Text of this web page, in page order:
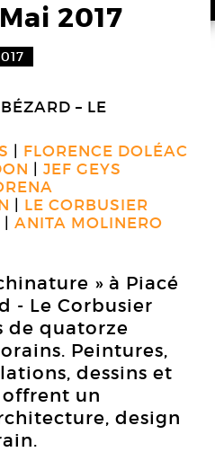
2017
– LE
FLORENCE DOLÉAC
JEF GEYS
LE CORBUSIER
ANITA MOLINERO
» à Piacé
- Le Corbusier
de quatorze
Peintures,
dessins et
un
design